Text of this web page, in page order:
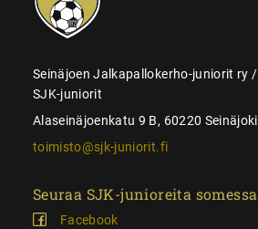
Seinäjoen Jalkapallokerho-juniorit ry /
SJK-juniorit
Alaseinäjoenkatu 9 B, 60220 Seinäjoki
toimisto@sjk-juniorit.fi
Seuraa SJK-junioreita somessa
Facebook